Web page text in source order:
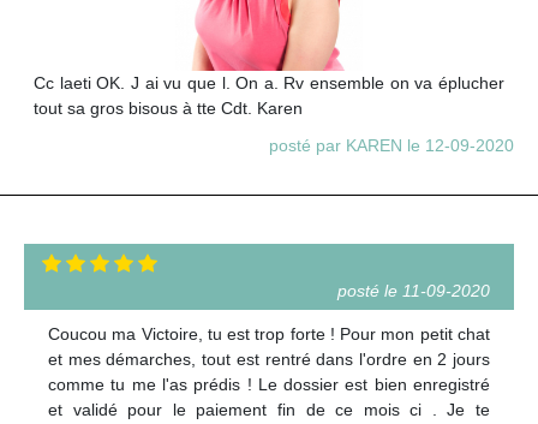
Cc laeti OK. J ai vu que l. On a. Rv ensemble on va éplucher
tout sa gros bisous à tte Cdt. Karen
posté par KAREN le 12-09-2020
posté le 11-09-2020
Coucou ma Victoire, tu est trop forte ! Pour mon petit chat
et mes démarches, tout est rentré dans l'ordre en 2 jours
comme tu me l'as prédis ! Le dossier est bien enregistré
et validé pour le paiement fin de ce mois ci . Je te